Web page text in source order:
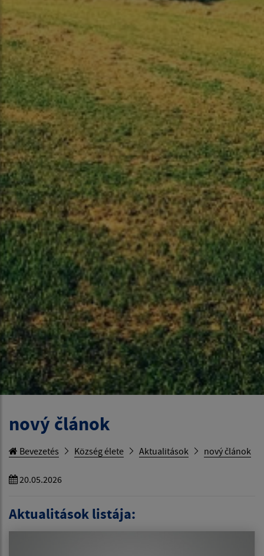
nový článok
Bevezetés Község élete Aktualitások nový článok
20.05.2026
Aktualitások listája: